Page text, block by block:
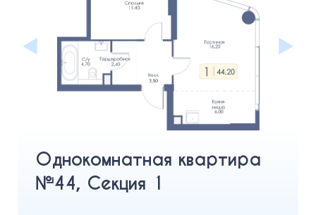
Однокомнатная квартира
№44, Секция 1